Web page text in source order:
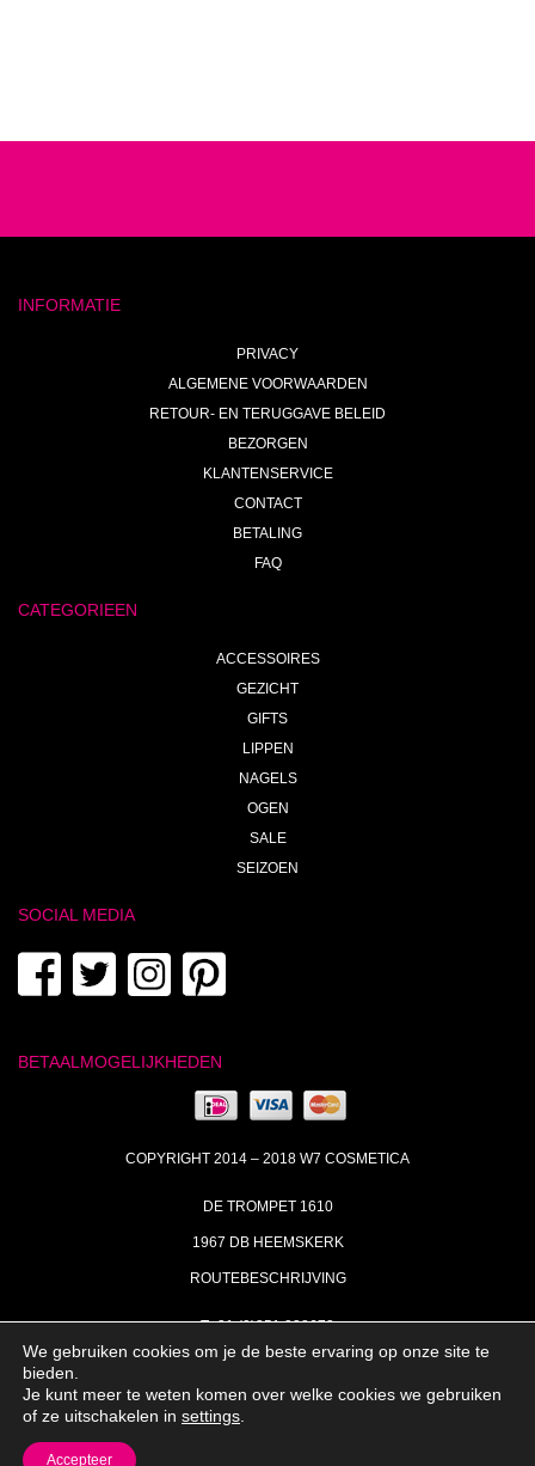
INFORMATIE
PRIVACY
ALGEMENE VOORWAARDEN
RETOUR- EN TERUGGAVE BELEID
BEZORGEN
KLANTENSERVICE
CONTACT
BETALING
FAQ
CATEGORIEEN
ACCESSOIRES
GEZICHT
GIFTS
LIPPEN
NAGELS
OGEN
SALE
SEIZOEN
SOCIAL MEDIA
BETAALMOGELIJKHEDEN
COPYRIGHT 2014 – 2018 W7 COSMETICA
DE TROMPET 1610
1967 DB HEEMSKERK
ROUTEBESCHRIJVING
T+31 (0)251 238673
MA | DI | DO VAN 09:00 – 17:00
INFO@W7COSMETICA.NL
We gebruiken cookies om je de beste ervaring op onze site te
bieden.
Je kunt meer te weten komen over welke cookies we gebruiken
of ze uitschakelen in settings
Accepteer